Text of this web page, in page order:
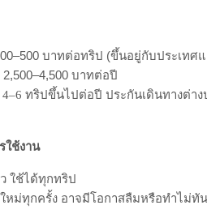
น ๆ ตลอดปี เช่น ญี่ปุ่นช่วงใบไม้แดง เ
วมากกว่า 3–4 ครั้งต่อปี ประกันรายปีแ
างประเทศ
เยี่ยมครอบครัวหรือไปดูแลญาติที่ต่างป
ว่าประกันหมดอายุหรือยัง ก่อนเดินทาง
/ ทำงานต่างประเทศ